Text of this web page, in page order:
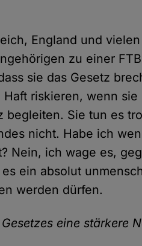
England und
zu einer
sie das Gesetz
riskieren, wenn sie
begleiten. Sie tun es
nicht. Habe ich
Nein, ich wage es,
ein absolut
werden dürfen.
eine stärkere